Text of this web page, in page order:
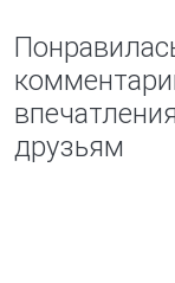
друзьям